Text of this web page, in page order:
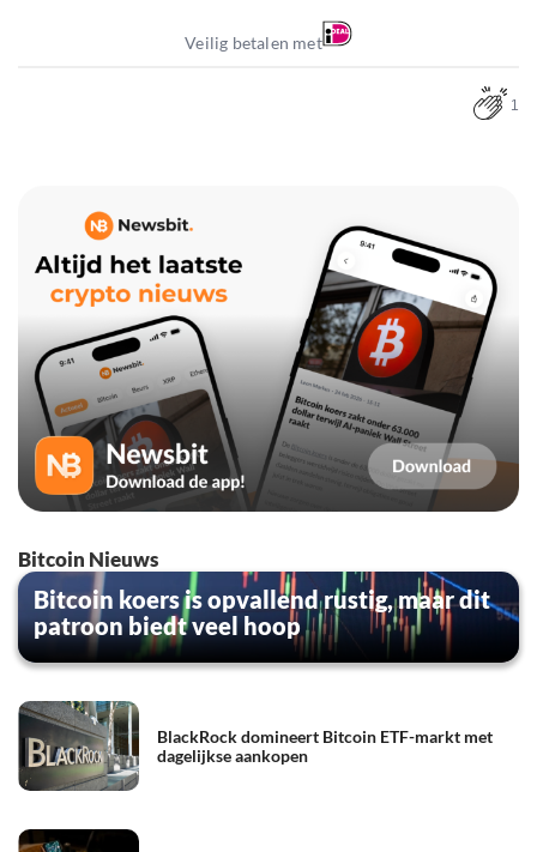
Veilig betalen met
1
Bitcoin Nieuws
Bitcoin koers is opvallend rustig, maar dit
patroon biedt veel hoop
BlackRock domineert Bitcoin ETF-markt met
dagelijkse aankopen